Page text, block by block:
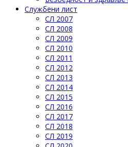
Службени лист
СЛ 2007
СЛ 2008
СЛ 2009
СЛ 2010
СЛ 2011
СЛ 2012
СЛ 2013
СЛ 2014
СЛ 2015
СЛ 2016
СЛ 2017
СЛ 2018
СЛ 2019